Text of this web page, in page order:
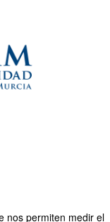
nos permiten medir el